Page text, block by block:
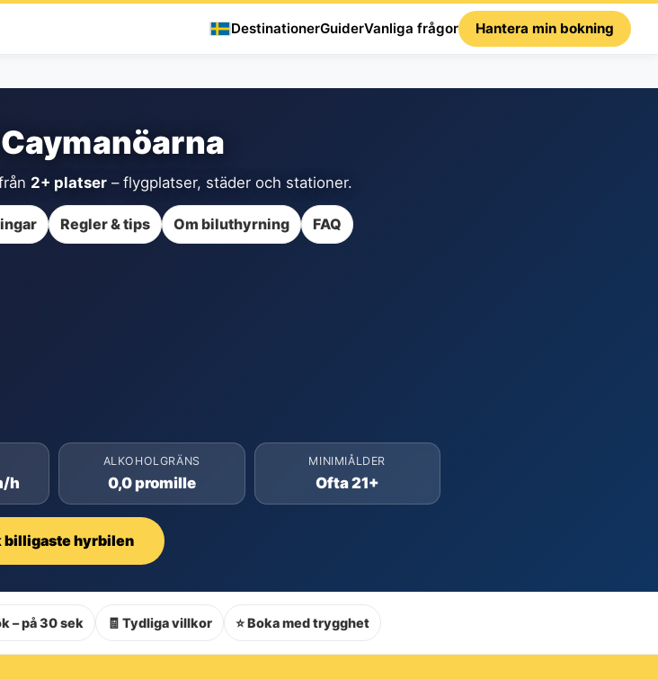
DestinationerGuiderVanliga frågor Hantera min bokning
2+ platser – flygplatser, städer och stationer.
Regler & tips Om biluthyrning FAQ
h
ALKOHOLGRÄNS
0,0 promille
MINIMIÅLDER
Ofta 21+
billigaste hyrbilen
– på 30 sek 🧾 Tydliga villkor ⭐ Boka med trygghet